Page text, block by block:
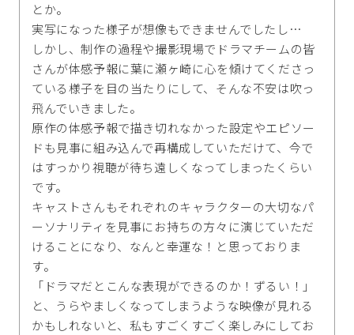
とか。
実写になった様子が想像もできませんでしたし…
しかし、制作の過程や撮影現場でドラマチームの皆
さんが体感予報に葉に瀬ヶ崎に心を傾けてくださっ
ている様子を目の当たりにして、そんな不安は吹っ
飛んでいきました。
原作の体感予報で描き切れなかった設定やエピソー
ドも見事に組み込んで再構成していただけて、今で
はすっかり視聴が待ち遠しくなってしまったくらい
です。
キャストさんもそれぞれのキャラクターの大切なパ
ーソナリティを見事にお持ちの方々に演じていただ
けることになり、なんと幸運な！と思っておりま
す。
「ドラマだとこんな表現ができるのか！ずるい！」
と、うらやましくなってしまうような映像が見れる
かもしれないと、私もすごくすごく楽しみにしてお